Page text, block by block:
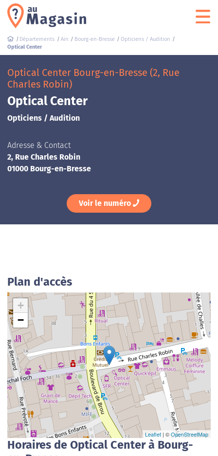
Départements Ain Bourg-en-Bresse
Opticiens / Audition
Optical Center
Optical Center Bourg-en-Bresse (2, Rue
Charles Robin)
Optical Center
Opticiens / Audition
Adresse & Contact
2, Rue Charles Robin
01000 Bourg-en-Bresse
Voir le numéro
Plan d'accès
+
−
Leaflet | ©OpenStreetMap
Horaires de Optical Center à Bourg-